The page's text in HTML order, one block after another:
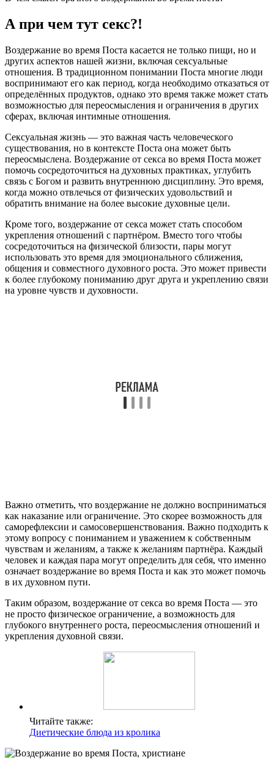
А при чем тут секс?!
Воздержание во время Поста касается не только пищи, но и
других аспектов нашей жизни, включая сексуальные
отношения. В традиционном понимании Поста многие люди
воспринимают его как период, когда необходимо отказаться от
определённых продуктов, однако это время также может стать
возможностью для переосмысления и ограничения в других
сферах, включая интимные отношения.
Сексуальная жизнь — это важная часть человеческого
существования, но в контексте Поста она может быть
переосмыслена. Воздержание от секса во время Поста может
помочь сосредоточиться на духовных практиках, углубить
связь с Богом и развить внутреннюю дисциплину. Это время,
когда можно отвлечься от физических удовольствий и
обратить внимание на более высокие духовные цели.
Кроме того, воздержание от секса может стать способом
укрепления отношений с партнёром. Вместо того чтобы
сосредоточиться на физической близости, пары могут
использовать это время для эмоционального сближения,
общения и совместного духовного роста. Это может привести
к более глубокому пониманию друг друга и укреплению связи
на уровне чувств и духовности.
Важно отметить, что воздержание не должно восприниматься
как наказание или ограничение. Это скорее возможность для
саморефлексии и самосовершенствования. Важно подходить к
этому вопросу с пониманием и уважением к собственным
чувствам и желаниям, а также к желаниям партнёра. Каждый
человек и каждая пара могут определить для себя, что именно
означает воздержание во время Поста и как это может помочь
в их духовном пути.
Таким образом, воздержание от секса во время Поста — это
не просто физическое ограничение, а возможность для
глубокого внутреннего роста, переосмысления отношений и
укрепления духовной связи.
Читайте также:
Диетические блюда из кролика